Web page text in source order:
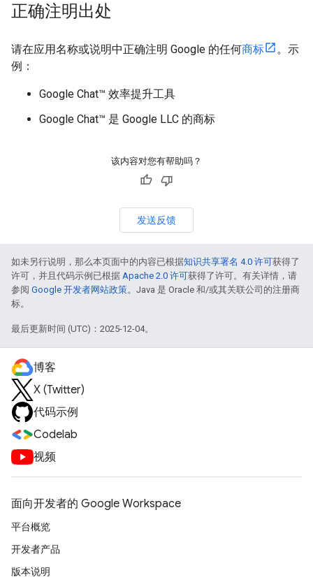
正确注明出处
请在应用名称或说明中正确注明 Google 的任何商标
。示
例：
Google Chat™ 效率提升工具
Google Chat™ 是 Google LLC 的商标
该内容对您有帮助吗？
发送反馈
如未另行说明，那么本页面中的内容已根据知识共享署名 4.0 许可获得了
许可，并且代码示例已根据 Apache 2.0 许可获得了许可。有关详情，请
参阅 Google 开发者网站政策。Java 是 Oracle 和/或其关联公司的注册商
标。
最后更新时间 (UTC)：2025-12-04。
博客
X (Twitter)
代码示例
Codelab
视频
面向开发者的 Google Workspace
平台概览
开发者产品
版本说明